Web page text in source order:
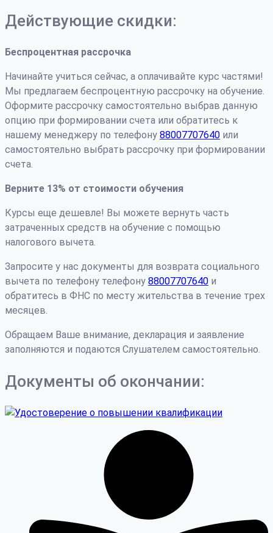
Действующие скидки:
Беспроцентная рассрочка
Начинайте учиться сейчас, а оплачивайте курс частями!
Мы предлагаем беспроцентную рассрочку на обучение.
Оформите рассрочку самостоятельно выбрав данную
опцию при формировании счета или обратитесь к
нашему менеджеру по телефону 88007707640 или
самостоятельно выбрать рассрочку при формировании
счета.
Верните 13% от стоимости обучения
Курсы еще дешевле! Вы можете вернуть часть
затраченных средств на обучение с помощью
налогового вычета.
Запросите у нас документы для возврата социального
вычета по телефону телефону 88007707640 и
обратитесь в ФНС по месту жительства в течение трех
месяцев.
Обращаем Ваше внимание, декларация и заявление
заполняются и подаются Слушателем самостоятельно.
Документы об окончании: